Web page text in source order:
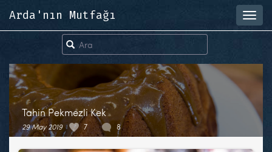
Arda'nın Mutfağı
Tahin Pekmezli Kek
29 May 2019 7 8